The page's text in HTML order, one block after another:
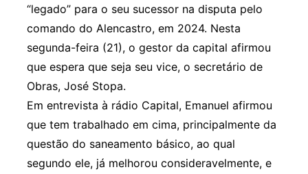
“legado” para o seu sucessor na disputa pelo
comando do Alencastro, em 2024. Nesta
segunda-feira (21), o gestor da capital afirmou
que espera que seja seu vice, o secretário de
Obras, José Stopa.
Em entrevista à rádio Capital, Emanuel afirmou
que tem trabalhado em cima, principalmente da
questão do saneamento básico, ao qual
segundo ele, já melhorou consideravelmente, e